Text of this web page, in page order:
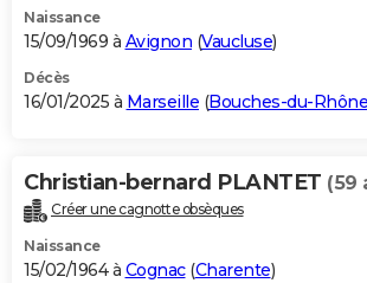
Naissance
15/09/1969 à Avignon (Vaucluse)
Décès
16/01/2025 à Marseille (Bouches-du-Rhône
Christian-bernard PLANTET (59
Créer une cagnotte obsèques
Naissance
15/02/1964 à Cognac(Charente)